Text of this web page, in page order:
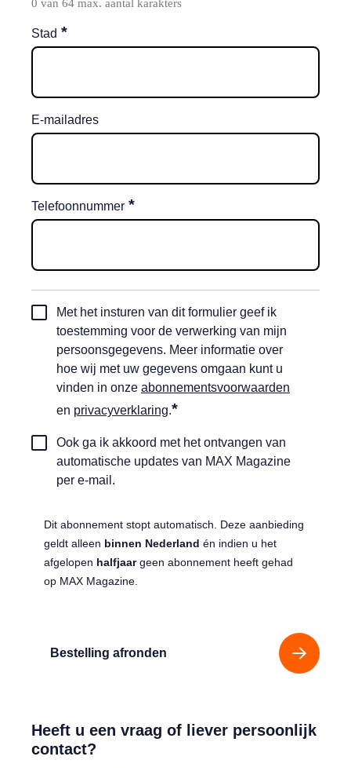
0 van 64 max. aantal karakters
Stad *
E-mailadres
Telefoonnummer *
Toestemming
automatische
incasso
Met het insturen van dit formulier geef ik
toestemming voor de verwerking van mijn
persoonsgegevens. Meer informatie over
hoe wij met uw gegevens omgaan kunt u
vinden in onze abonnementsvoorwaarden
en privacyverklaring.*
Automatische
updates
ontangen
Ook ga ik akkoord met het ontvangen van
automatische updates van MAX Magazine
per e-mail.
Dit abonnement stopt automatisch. Deze aanbieding
geldt alleen binnen Nederland én indien u het
afgelopen halfjaargeen abonnement heeft gehad
op MAX Magazine.
Bestelling afronden
Heeft u een vraag of liever persoonlijk
contact?